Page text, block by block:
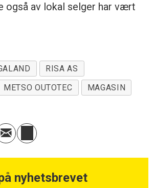
av lokal selger har vært
RISA AS
METSO OUTOTEC
MAGASIN
nyhetsbrevet